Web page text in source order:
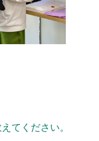
てください。